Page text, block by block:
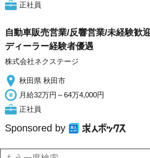
正社員
自動車販売営業/反響営業/未経験歓
ディーラー経験者優遇
株式会社ネクステージ
秋田県 秋田市
月給32万円～64万4,000円
正社員
Sponsored by